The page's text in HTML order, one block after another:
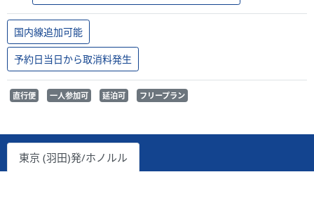
国内線追加可能
予約日当日から取消料発生
直行便 一人参加可 延泊可 フリープラン
東京 (羽田)発/ホノルル